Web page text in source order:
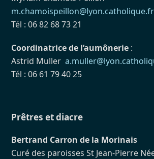
m.chamoispeillon@lyon.catholique.fr
Tél : 06 82 68 73 21
Coordinatrice de l’aumônerie :
Astrid Muller
Tél : 06 61 79 40 25
Prêtres et diacre
Bertrand Carron de la Morinais
Curé des paroisses St Jean-Pierre